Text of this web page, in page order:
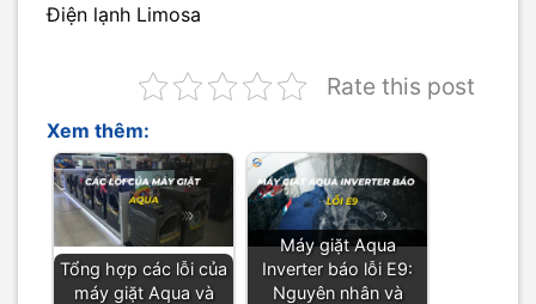
Điện lạnh Limosa
Rate this post
Xem thêm:
Tổng hợp các lỗi của
máy giặt Aqua và
Máy giặt Aqua
Inverter báo lỗi E9:
Nguyên nhân và